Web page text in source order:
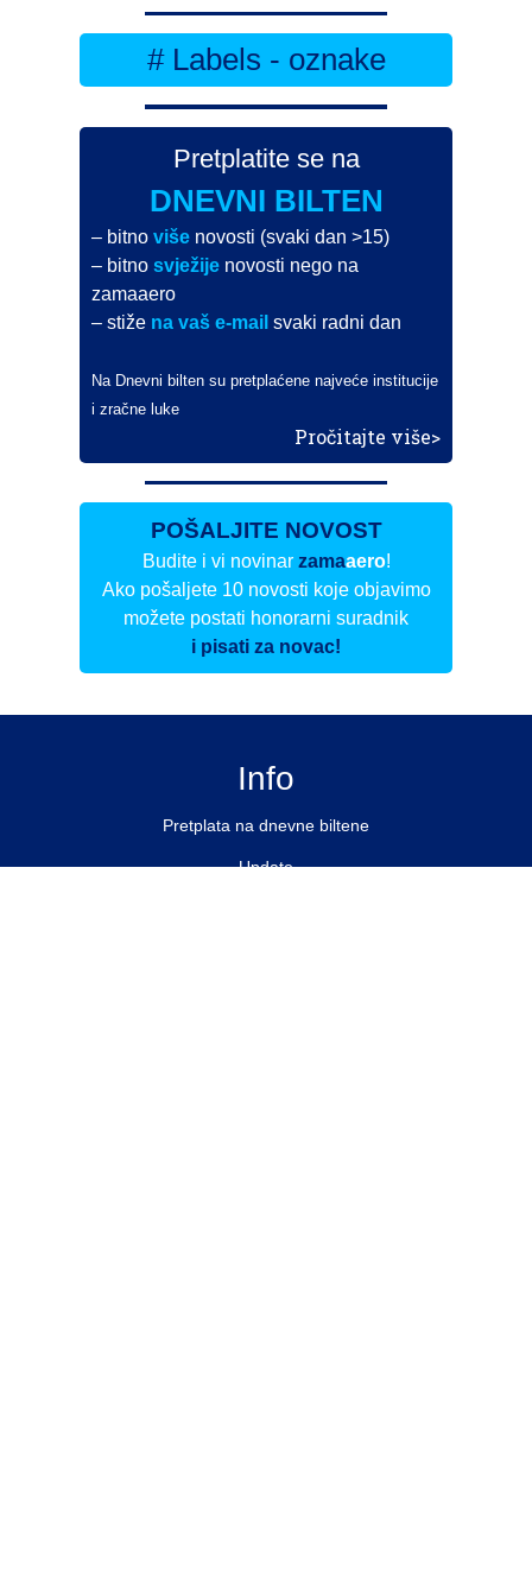
# Labels - oznake
Pretplatite se na
DNEVNI BILTEN
– bitnoviše novosti (svaki dan >15)
– bitnosvježije novosti nego na
zamaaero
– stiže na vaš e-mail svaki radni dan
Na Dnevni bilten su pretplaćene najveće institucije
i zračne luke
Pročitajte više>
POŠALJITE NOVOST
Budite i vi novinar zamaaero!
Ako pošaljete 10 novosti koje objavimo
možete postati honorarni suradnik
i pisati za novac!
Info
Pretplata na dnevne biltene
Update